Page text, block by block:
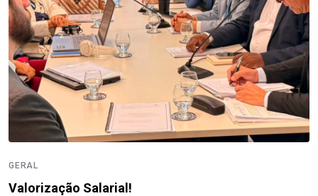
GERAL
Valorização Salarial!